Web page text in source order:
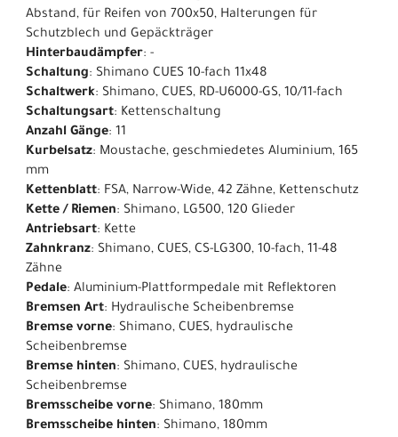
Abstand, für Reifen von 700x50, Halterungen für
Schutzblech und Gepäckträger
Hinterbaudämpfer: -
Schaltung: Shimano CUES 10-fach 11x48
Schaltwerk: Shimano, CUES, RD-U6000-GS, 10/11-fach
Schaltungsart: Kettenschaltung
Anzahl Gänge: 11
Kurbelsatz: Moustache, geschmiedetes Aluminium, 165
mm
Kettenblatt: FSA, Narrow-Wide, 42 Zähne, Kettenschutz
Kette / Riemen: Shimano, LG500, 120 Glieder
Antriebsart: Kette
Zahnkranz: Shimano, CUES, CS-LG300, 10-fach, 11-48
Zähne
Pedale: Aluminium-Plattformpedale mit Reflektoren
Bremsen Art: Hydraulische Scheibenbremse
Bremse vorne: Shimano, CUES, hydraulische
Scheibenbremse
Bremse hinten: Shimano, CUES, hydraulische
Scheibenbremse
Bremsscheibe vorne: Shimano, 180mm
Bremsscheibe hinten: Shimano, 180mm